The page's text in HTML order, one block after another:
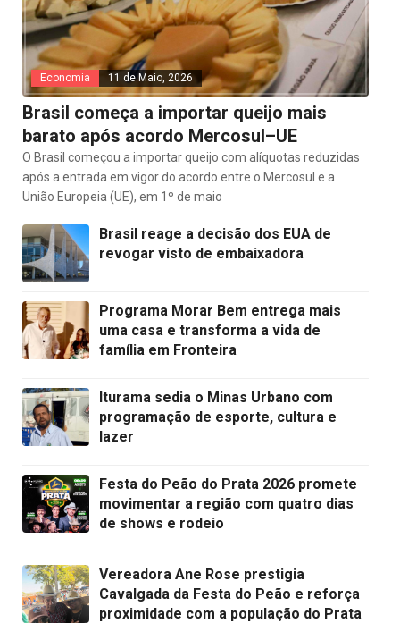
Economia 11 de Maio, 2026
Brasil começa a importar queijo mais
barato após acordo Mercosul–UE
O Brasil começou a importar queijo com alíquotas reduzidas
após a entrada em vigor do acordo entre o Mercosul e a
União Europeia (UE), em 1º de maio
Brasil reage a decisão dos EUA de
revogar visto de embaixadora
Programa Morar Bem entrega mais
uma casa e transforma a vida de
família em Fronteira
Iturama sedia o Minas Urbano com
programação de esporte, cultura e
lazer
Festa do Peão do Prata 2026 promete
movimentar a região com quatro dias
de shows e rodeio
Vereadora Ane Rose prestigia
Cavalgada da Festa do Peão e reforça
proximidade com a população do Prata